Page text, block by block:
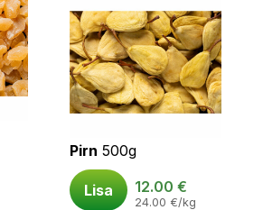
Pirn 500g
Lisa 12.00 €
24.00 €/kg